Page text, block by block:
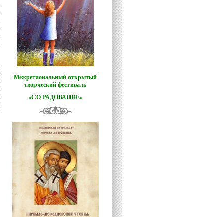
Межрегиональный открытый
творческий фестиваль
«СО-РАДОВАНИЕ»